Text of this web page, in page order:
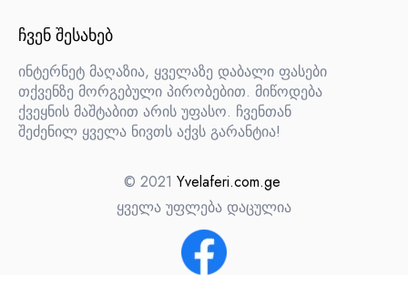
ᲩᲕᲔᲜ ᲨᲔᲡᲐᲮᲔᲑ
ინტერნეტ მაღაზია, ყველაზე დაბალი ფასები
თქვენზე მორგებული პირობებით. მიწოდება
ქვეყნის მაშტაბით არის უფასო. ჩვენთან
შეძენილ ყველა ნივთს აქვს გარანტია!
© 2021 Yvelaferi.com.ge
ყველა უფლება დაცულია